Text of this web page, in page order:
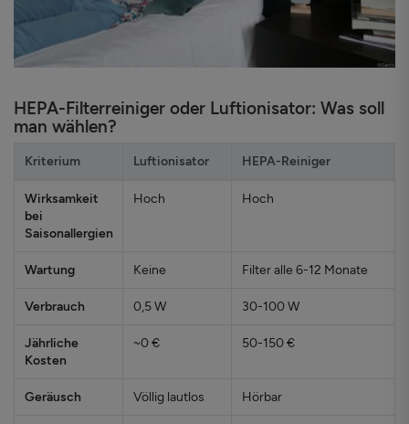
HEPA-Filterreiniger oder Luftionisator: Was soll
man wählen?
Kriterium Luftionisator HEPA-Reiniger
Wirksamkeit
bei
Saisonallergien
Hoch Hoch
Wartung Keine Filter alle 6-12 Monate
Verbrauch 0,5 W 30-100 W
Jährliche
Kosten
~0 € 50-150 €
Geräusch Völlig lautlos Hörbar